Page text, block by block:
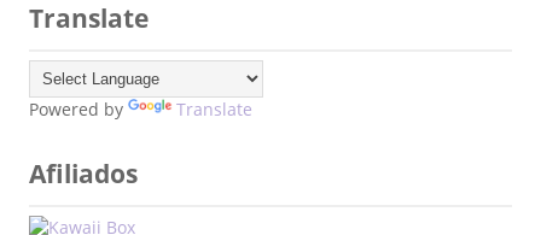
Translate
Powered by Translate
Afiliados